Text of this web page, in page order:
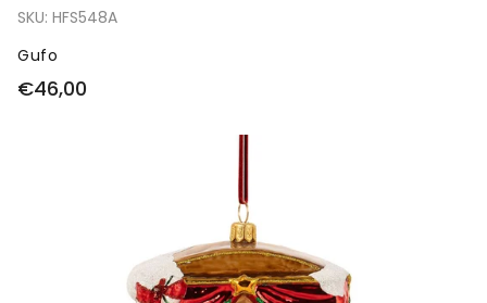
SKU: HFS548A
Gufo
€46,00